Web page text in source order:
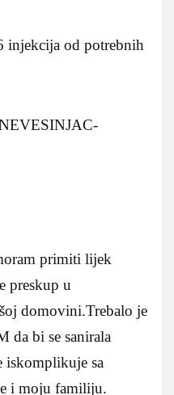
injekcija od potrebnih
primiti lijek
preskup u
domovini.Trebalo je
da bi se sanirala
iskomplikuje sa
i moju familiju.